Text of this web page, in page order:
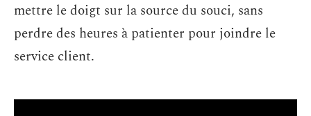
mettre le doigt sur la source du souci, sans
perdre des heures à patienter pour joindre le
service client.